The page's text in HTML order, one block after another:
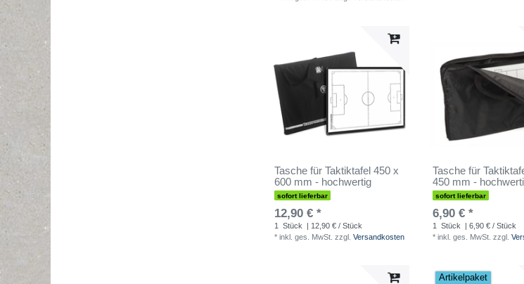
Tasche für Taktiktafel 450 x
600 mm - hochwertig
sofort lieferbar
12,90 € *
1 Stück
| 12,90 € / Stück
* inkl. ges. MwSt. zzgl. Versandkosten
Tasche für
450 mm -
sofort lieferbar
6,90 € *
1 Stück
| 6,90 € / Stück
* inkl. ges. MwSt. zzgl.
Artikelpaket